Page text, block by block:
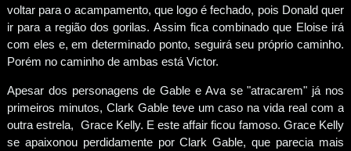
voltar para o acampamento, que logo é fechado, pois Donald quer
ir para a região dos gorilas. Assim fica combinado que Eloise irá
com eles e, em determinado ponto, seguirá seu próprio caminho.
Porém no caminho de ambas está Victor.
Apesar dos personagens de Gable e Ava se "atracarem" já nos
primeiros minutos, Clark Gable teve um caso na vida real com a
outra estrela, Grace Kelly. E este affair ficou famoso. Grace Kelly
se apaixonou perdidamente por Clark Gable, que parecia mais